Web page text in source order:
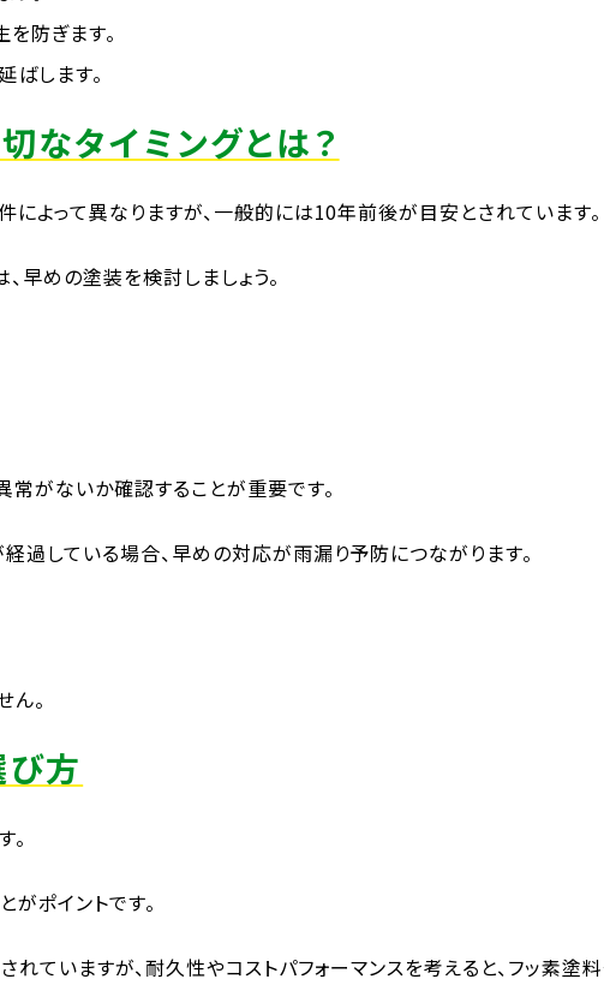
防ぎます。
します。
なタイミングとは？
よって異なりますが、一般的には10年前後が目安とされています。
早めの塗装を検討しましょう。
がないか確認することが重要です。
過している場合、早めの対応が雨漏り予防につながります。
。
方
ポイントです。
ていますが、耐久性やコストパフォーマンスを考えると、フッ素塗